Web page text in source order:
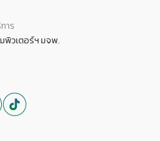
าร
พิวเตอร์ฯ มจพ.